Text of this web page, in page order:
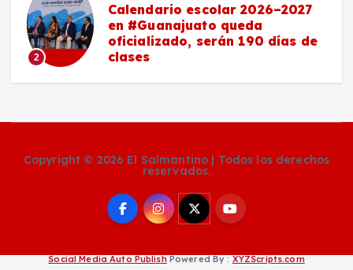
2
Calendario escolar 2026–2027
en #Guanajuato queda
oficializado, serán 190 días de
clases
Copyright © 2026 El Salmantino | Todos los derechos
reservados.
Social Media Auto Publish Powered By : XYZScripts.com